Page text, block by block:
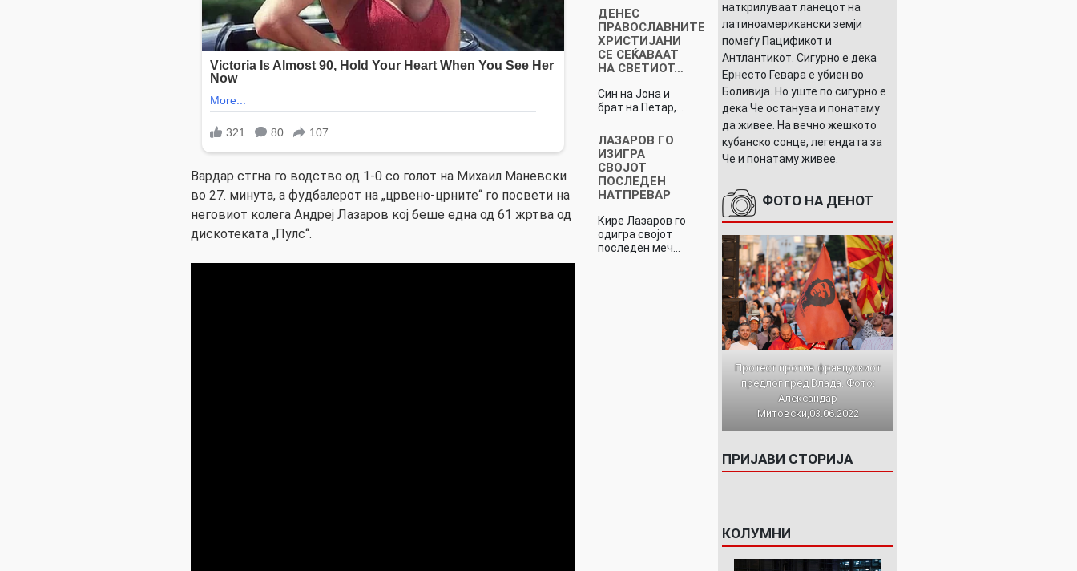
Вардар стгна го водство од 1-0 со голот на Михаил Маневски
во 27. минута, а фудбалерот на „црвено-црните“ го посвети на
неговиот колега Андреј Лазаров кој беше една од 61 жртва од
дискотеката „Пулс“.
ДЕНЕС
ПРАВОСЛАВНИТЕ
ХРИСТИЈАНИ
СЕ СЕЌАВААТ
НА СВЕТИОТ…
Син на Јона и
брат на Петар,…
ЛАЗАРОВ ГО
ИЗИГРА
СВОЈОТ
ПОСЛЕДЕН
НАТПРЕВАР
Кире Лазаров го
одигра својот
последен меч…
наткрилуваат ланецот на
латиноамерикански земји
помеѓу Пацификот и
Антлантикот. Сигурно е дека
Ернесто Гевара е убиен во
Боливија. Но уште по сигурно е
дека Че останува и понатаму
да живее. На вечно жешкото
кубанско сонце, легендата за
Че и понатаму живее.
ФОТО НА ДЕНОТ
Протест против францускиот
предлог пред Влада. Фото:
Александар
Митовски,03.06.2022
ПРИЈАВИ СТОРИЈА
КОЛУМНИ